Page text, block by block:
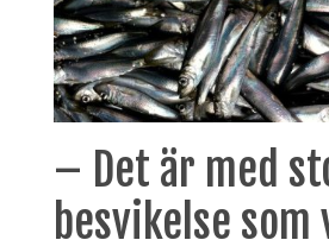
– Det är med
besvikelse som